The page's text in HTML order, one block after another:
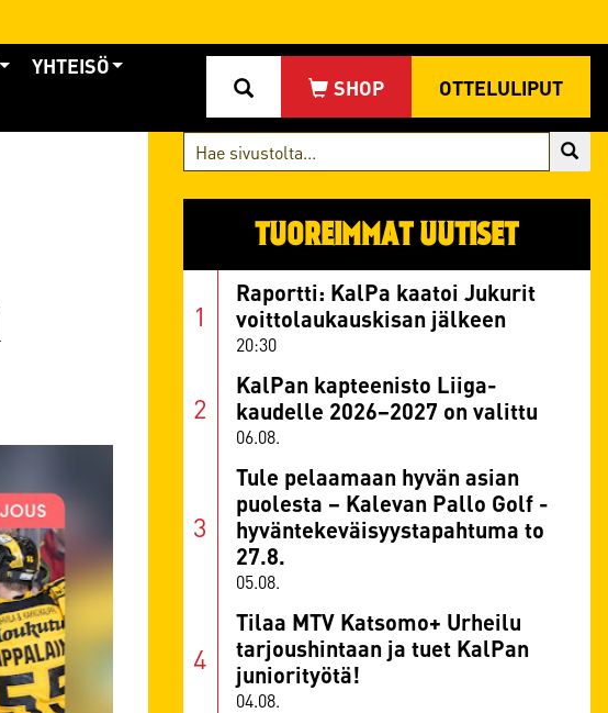
OTTELULIPUT
YHTEISÖ
TUOREIMMAT UUTISET
20:30
Raportti: KalPa kaatoi Jukurit
voittolaukauskisan jälkeen
06.08.
KalPan kapteenisto Liiga-
kaudelle 2026–2027 on valittu
05.08.
Tule pelaamaan hyvän asian
puolesta – Kalevan Pallo Golf -
hyväntekeväisyystapahtuma to
27.8.
04.08.
Tilaa MTV Katsomo+ Urheilu
tarjoushintaan ja tuet KalPan
juniorityötä!